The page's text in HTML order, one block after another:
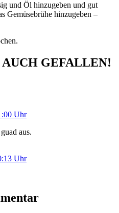
und Öl hinzugeben und gut
Gemüsebrühe hinzugeben –
GEFALLEN!
Uhr
aus.
Uhr